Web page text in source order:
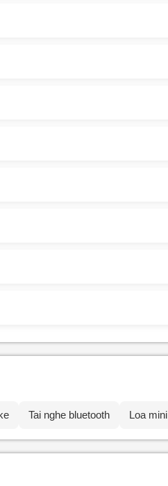
Tai nghe bluetooth Loa mini